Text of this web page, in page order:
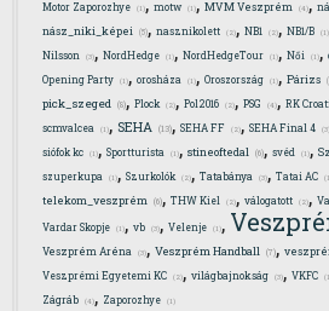
Motor Zaporozhye (1) motw (1) MVM Veszprém (4)
nász_niki_képei (5), nasznikolett (2), NB1 (2), NB1/B (1)
Nilsson (3), NordHedge (1), NordHedgeTour (1), Női (1),
Opening Party (1), orosháza (1), Oroszország (1), Párizs
pick_szeged (8), Plock (2), Pol2016 (2), PSG (4), RK
scmvalcea (1), SEHA (13), SEHA FF (2), SEHA Final 4 (3)
siófok kc (1), Sportturista (1), stineoftedal (6), svéd (1),
szuperkupa (1), Szurkolók (2), Tatabánya (3), Tatai AC
telekom_veszprém (6), THW Kiel (2), válogatott (2),
Vardar Skopje (1), vb (3), Velenje (1),
Veszprém Aréna (3), Veszprém Handball (7),
Veszprémi Egyetemi KC (2), világbajnokság (3), VKFC
Zágráb (4), Zaporozhye (1)